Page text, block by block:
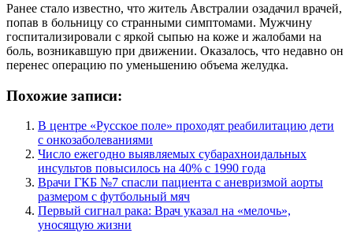
Ранее стало известно, что житель Австралии озадачил врачей,
попав в больницу со странными симптомами. Мужчину
госпитализировали с яркой сыпью на коже и жалобами на
боль, возникавшую при движении. Оказалось, что недавно он
перенес операцию по уменьшению объема желудка.
Похожие записи:
В центре «Русское поле» проходят реабилитацию дети
с онкозаболеваниями
Число ежегодно выявляемых субарахноидальных
инсультов повысилось на 40% с 1990 года
Врачи ГКБ №7 спасли пациента с аневризмой аорты
размером с футбольный мяч
Первый сигнал рака: Врач указал на «мелочь»,
уносящую жизни